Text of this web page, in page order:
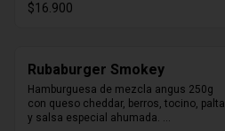
$16.900
Rubaburger Smokey
Hamburguesa de mezcla angus 250g
con queso cheddar, berros, tocino, palta
y salsa especial ahumada.